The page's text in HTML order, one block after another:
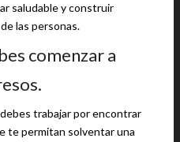
saludable y construir
las personas.
comenzar a
trabajar por encontrar
te permitan solventar una